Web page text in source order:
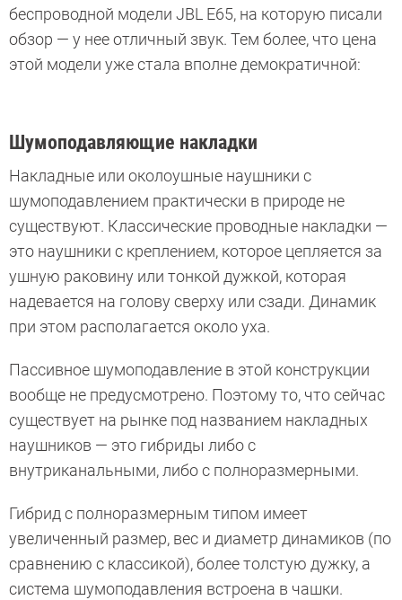
беспроводной модели JBL E65, на которую писали
обзор — у нее отличный звук. Тем более, что цена
этой модели уже стала вполне демократичной:
Шумоподавляющие накладки
Накладные или околоушные наушники с
шумоподавлением практически в природе не
существуют. Классические проводные накладки —
это наушники с креплением, которое цепляется за
ушную раковину или тонкой дужкой, которая
надевается на голову сверху или сзади. Динамик
при этом располагается около уха.
Пассивное шумоподавление в этой конструкции
вообще не предусмотрено. Поэтому то, что сейчас
существует на рынке под названием накладных
наушников — это гибриды либо с
внутриканальными, либо с полноразмерными.
Гибрид с полноразмерным типом имеет
увеличенный размер, вес и диаметр динамиков (по
сравнению с классикой), более толстую дужку, а
система шумоподавления встроена в чашки.